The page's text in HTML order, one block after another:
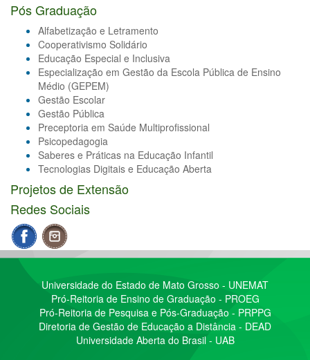
Pós Graduação
Alfabetização e Letramento
Cooperativismo Solidário
Educação Especial e Inclusiva
Especialização em Gestão da Escola Pública de Ensino
Médio (GEPEM)
Gestão Escolar
Gestão Pública
Preceptoria em Saúde Multiprofissional
Psicopedagogia
Saberes e Práticas na Educação Infantil
Tecnologias Digitais e Educação Aberta
Projetos de Extensão
Redes Sociais
Universidade do Estado de Mato Grosso - UNEMAT
Pró-Reitoria de Ensino de Graduação - PROEG
Pró-Reitoria de Pesquisa e Pós-Graduação - PRPPG
Diretoria de Gestão de Educação a Distância - DEAD
Universidade Aberta do Brasil - UAB